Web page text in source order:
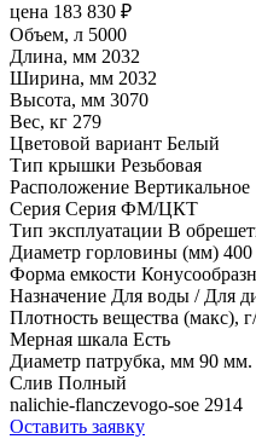
цена 183 830 ₽
Объем, л 5000
Длина, мм 2032
Ширина, мм 2032
Высота, мм 3070
Вес, кг 279
Цветовой вариант Белый
Тип крышки Резьбовая
Расположение Вертикальное
Серия Серия ФМ/ЦКТ
Тип эксплуатации В
Диаметр горловины (мм) 400
Форма емкости
Назначение Для воды / Для
Плотность вещества (макс),
Мерная шкала Есть
Диаметр патрубка, мм 90 мм.
Слив Полный
nalichie-flanczevogo-soe 2914
Оставить заявку